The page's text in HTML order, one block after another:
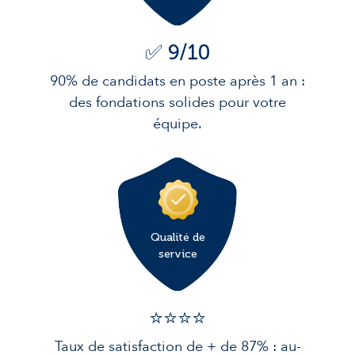
✅ 9/10
90% de candidats en poste après 1 an :
des fondations solides pour votre
équipe.
Qualité de
service
⭐️⭐️⭐️️⭐️️
Taux de satisfaction de + de 87% : au-